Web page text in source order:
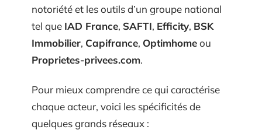
notoriété et les outils d’un groupe national
tel que IAD France, SAFTI, Efficity, BSK
Immobilier, Capifrance, Optimhomeou
Proprietes-privees.com.
Pour mieux comprendre ce qui caractérise
chaque acteur, voici les spécificités de
quelques grands réseaux :